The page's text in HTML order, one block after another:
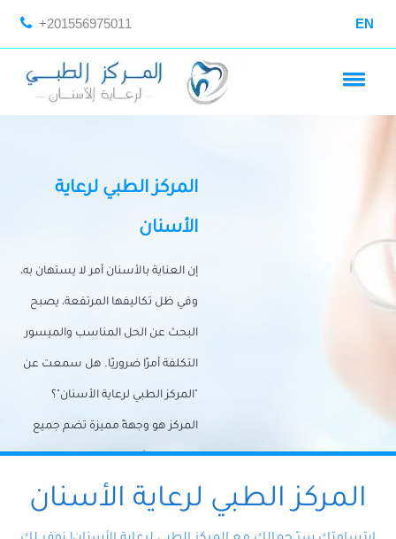
+201556975011 EN
المركز الطبي لرعاية
الأسنان
إن العناية بالأسنان أمر لا يستهان به،
وفي ظل تكاليفها المرتفعة، يصبح
البحث عن الحل المناسب والميسور
التكلفة أمرًا ضروريًا. هل سمعت عن
"المركز الطبي لرعاية الأسنان"؟
المركز هو وجهةً مميزة تضم جميع
احتياجات الأسنان تحت سقف واحد،
وتضمن لك حلاً شاملًا لجميع
المركز الطبي لرعاية الأسنان